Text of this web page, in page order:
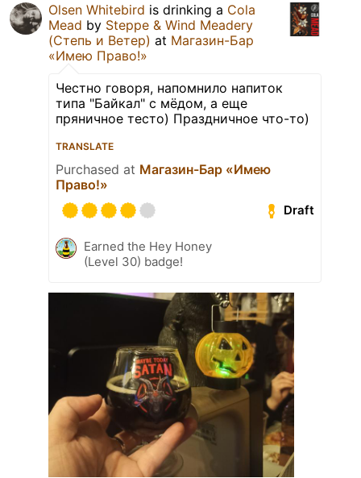
Olsen Whitebird is drinking a Cola
Mead by Steppe & Wind Meadery
(Степь и Ветер) at Магазин-Бар
«Имею Право!»
Честно говоря, напомнило напиток
типа "Байкал" с мёдом, а еще
пряничное тесто) Праздничное что-то)
TRANSLATE
Purchased at Магазин-Бар «Имею
Право!»
Draft
Earned the Hey Honey
(Level 30) badge!